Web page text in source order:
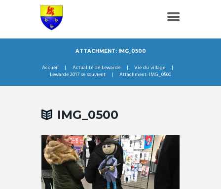
ATTACHMENT: IMG_0500
Accueil Actualité de Lewarde
Vie du village
Lewarde 2017 se souvient
Attachment: IMG_0500
IMG_0500